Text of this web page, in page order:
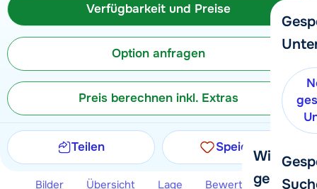
Wir
gerne
Verfügbarkeit und Preise
Option anfragen
Preis berechnen inkl. Extras
Teilen Speichern
Bilder Übersicht Lage Bewertungen